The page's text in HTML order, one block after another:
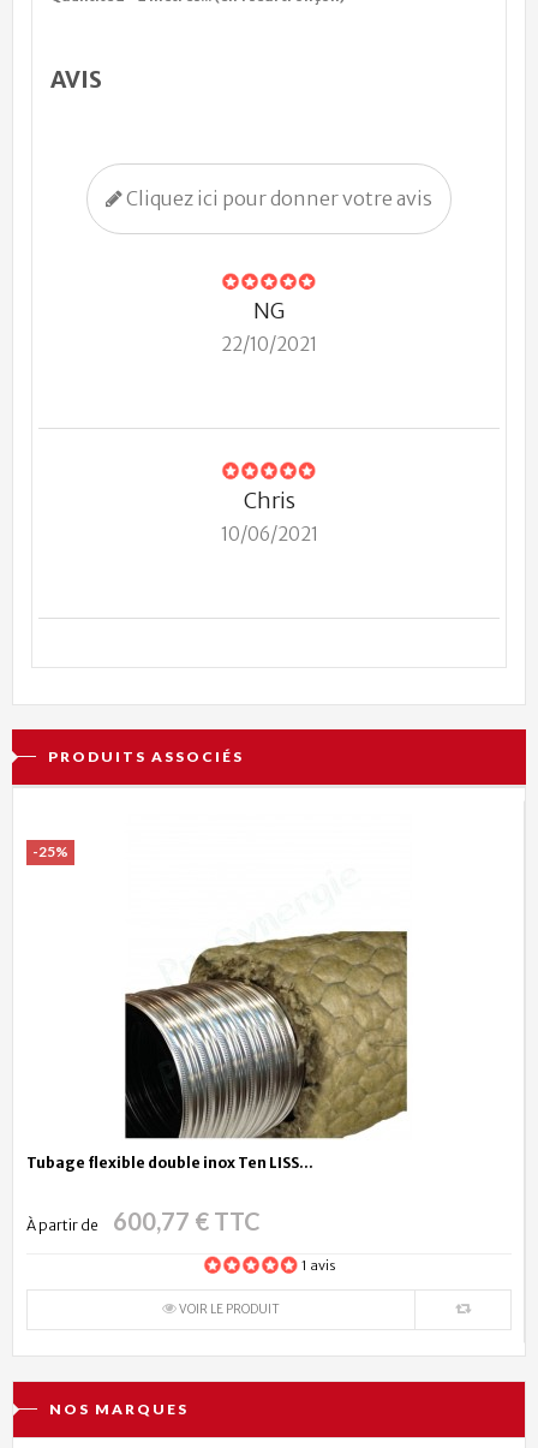
AVIS
Cliquez ici pour donner votre avis
NG
22/10/2021
Chris
10/06/2021
PRODUITS ASSOCIÉS
-25%
Tubage flexible double inox Ten LISS...
À partir de 600,77 € TTC
1 avis
VOIR LE PRODUIT
NOS MARQUES